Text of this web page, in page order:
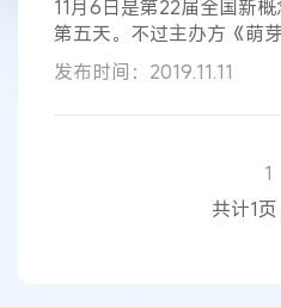
11月6日是第22届全国新
第五天。不过主办方《萌
却对外发布通报称，第21
《古董》抄袭作家北南的
念作文大赛获奖作品选》（
文学”“创新”作
赛，参赛者也都是风华正
发布时间：2019.11.11
1
共计1